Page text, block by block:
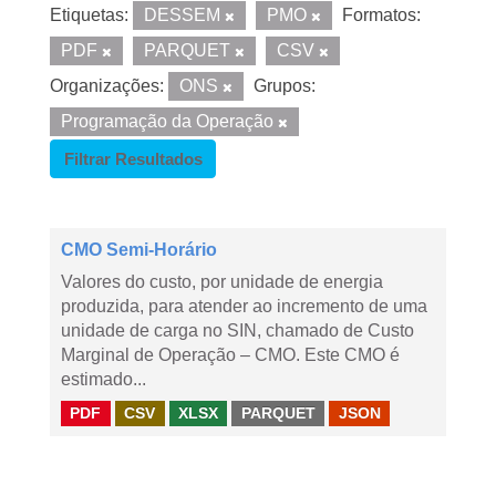
Etiquetas: DESSEM PMO
Formatos:
PDF
PARQUET
CSV
Organizações:
ONS
Grupos:
Programação da Operação
Filtrar Resultados
CMO Semi-Horário
Valores do custo, por unidade de energia
produzida, para atender ao incremento de uma
unidade de carga no SIN, chamado de Custo
Marginal de Operação – CMO. Este CMO é
estimado...
PDF CSV XLSX PARQUET JSON